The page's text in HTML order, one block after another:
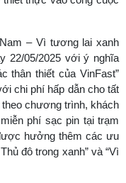
– Vì tương lai xanh
22/05/2025 với ý nghĩa
thân thiết của VinFast”
chi phí hấp dẫn cho tất
chương trình, khách
phí sạc pin tại trạm
hưởng thêm các ưu
đô trong xanh” và “Vì